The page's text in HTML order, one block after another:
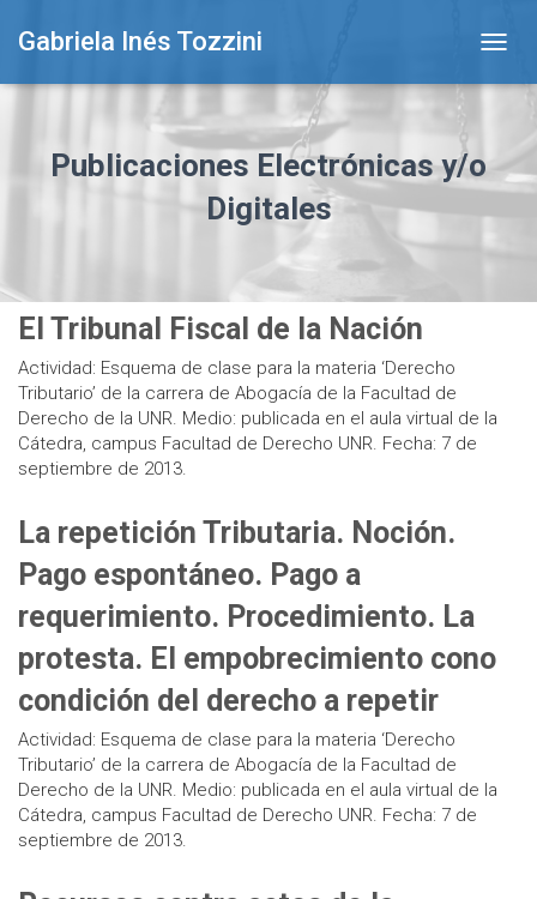
Gabriela Inés Tozzini
Publicaciones Electrónicas y/o
Digitales
El Tribunal Fiscal de la Nación
Actividad: Esquema de clase para la materia ‘Derecho
Tributario’ de la carrera de Abogacía de la Facultad de
Derecho de la UNR. Medio: publicada en el aula virtual de la
Cátedra, campus Facultad de Derecho UNR. Fecha: 7 de
septiembre de 2013.
La repetición Tributaria. Noción.
Pago espontáneo. Pago a
requerimiento. Procedimiento. La
protesta. El empobrecimiento cono
condición del derecho a repetir
Actividad: Esquema de clase para la materia ‘Derecho
Tributario’ de la carrera de Abogacía de la Facultad de
Derecho de la UNR. Medio: publicada en el aula virtual de la
Cátedra, campus Facultad de Derecho UNR. Fecha: 7 de
septiembre de 2013.